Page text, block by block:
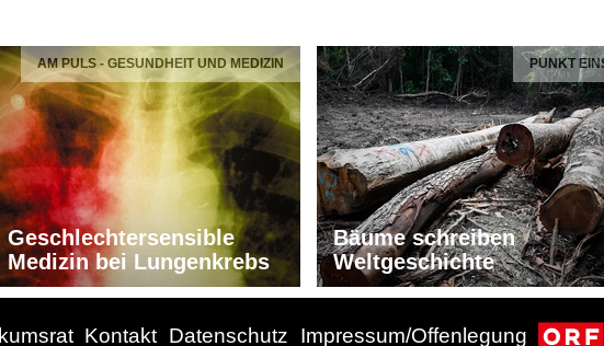
AM PULS - GESUNDHEIT UND MEDIZIN
Geschlechtersensible
Medizin bei Lungenkrebs
PUNKT
Bäume schreiben
Weltgeschichte
Kontakt Datenschutz Impressum/Offenlegung